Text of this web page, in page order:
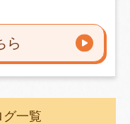
ら
グ一覧